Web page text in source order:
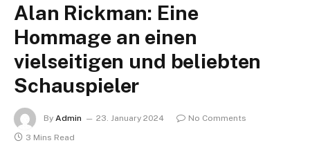
Alan Rickman: Eine
Hommage an einen
vielseitigen und beliebten
Schauspieler
By Admin 23. January 2024
No Comments
3 Mins Read